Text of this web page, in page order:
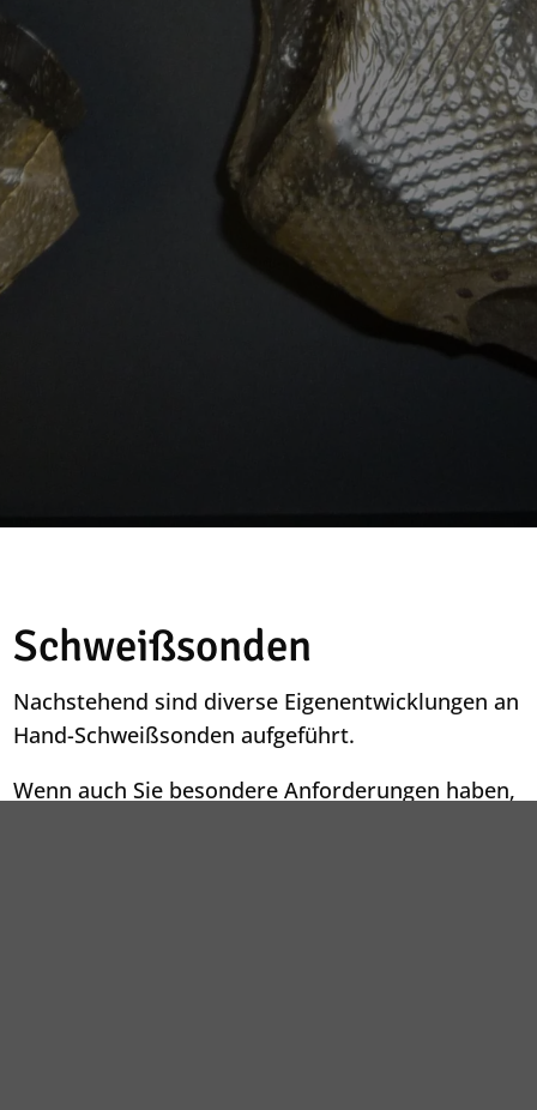
Schweißsonden
Nachstehend sind diverse Eigenentwicklungen an
Hand-Schweißsonden aufgeführt.
Wenn auch Sie besondere Anforderungen haben,